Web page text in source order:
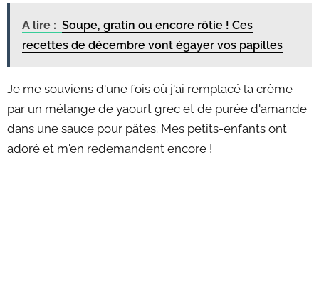
A lire : Soupe, gratin ou encore rôtie ! Ces
recettes de décembre vont égayer vos papilles
Je me souviens d'une fois où j'ai remplacé la crème
par un mélange de yaourt grec et de purée d'amande
dans une sauce pour pâtes. Mes petits-enfants ont
adoré et m'en redemandent encore !